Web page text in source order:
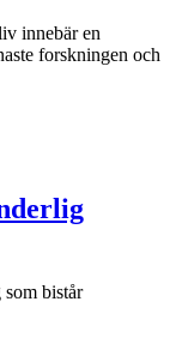
innebär en
forskningen och
som bistår